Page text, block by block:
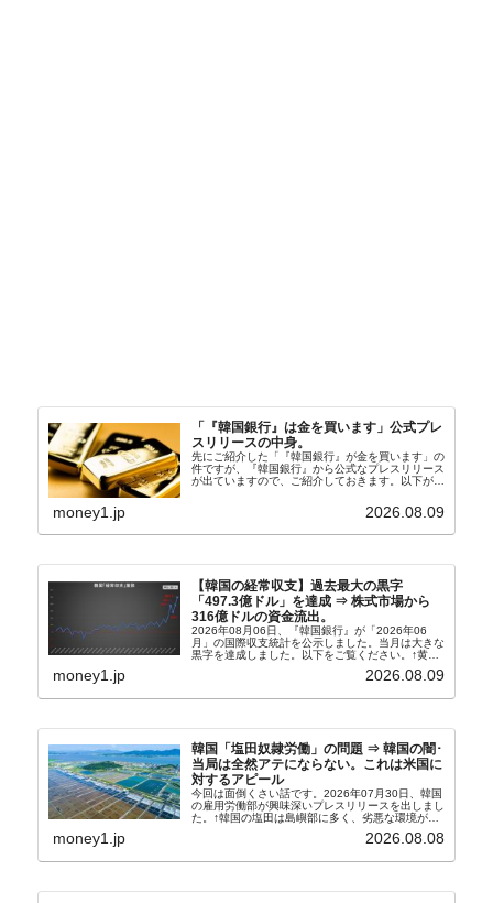
「『韓国銀行』は金を買います」公式プレ
スリリースの中身。
先にご紹介した「『韓国銀行』が金を買います」の
件ですが、『韓国銀行』から公式なプレスリリース
が出ていますので、ご紹介しておきます。以下が全
れ協力体制を構築□『韓国銀行』は、国内生産金の
money1.jp 2026.08.09
【韓国の経常収支】過去最大の黒字
「497.3億ドル」を達成 ⇒ 株式市場から
316億ドルの資金流出。
2026年08月06日、『韓国銀行』が「2026年06
月」の国際収支統計を公示しました。当月は大きな
黒字を達成しました。以下をご覧ください。↑黄色
の経常収支です。2026年06月貿易収支：4...
money1.jp 2026.08.09
韓国「塩田奴隷労働」の問題 ⇒ 韓国の闇･
当局は全然アテにならない。これは米国に
対するアピール
今回は面倒くさい話です。2026年07月30日、韓国
の雇用労働部が興味深いプレスリリースを出しまし
た。↑韓国の塩田は島嶼部に多く、劣悪な環境が一
たといわれます（後述）。これは、いわゆる「塩田
money1.jp 2026.08.08